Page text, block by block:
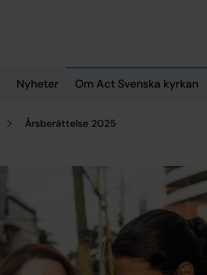
Nyheter Om Act Svenska kyrkan
Årsberättelse 2025